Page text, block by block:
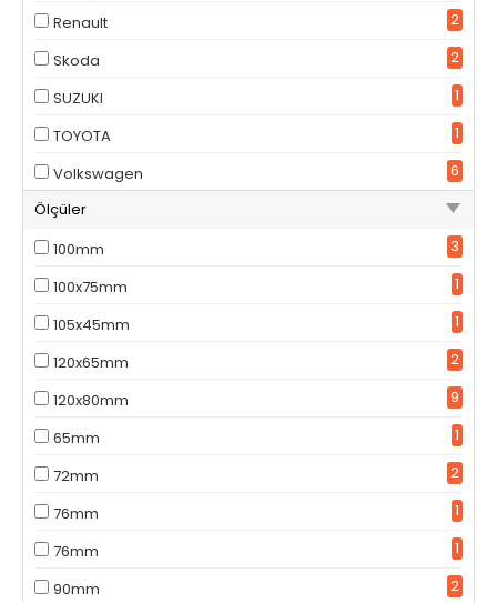
Renault
2
Skoda
2
SUZUKI
1
TOYOTA
1
Volkswagen
6
Ölçüler
100mm
3
100x75mm
1
105x45mm
1
120x65mm
2
120x80mm
9
65mm
1
72mm
2
76mm
1
76mm
1
90mm
2